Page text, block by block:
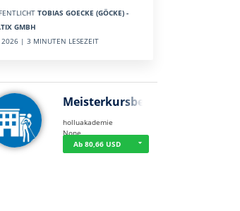
TOBIAS GOECKE (GÖCKE) -
GMBH
2026 | 3 MINUTEN LESEZEIT
Meisterkursbegl…
holluakademie
None
Ab 80,66 USD